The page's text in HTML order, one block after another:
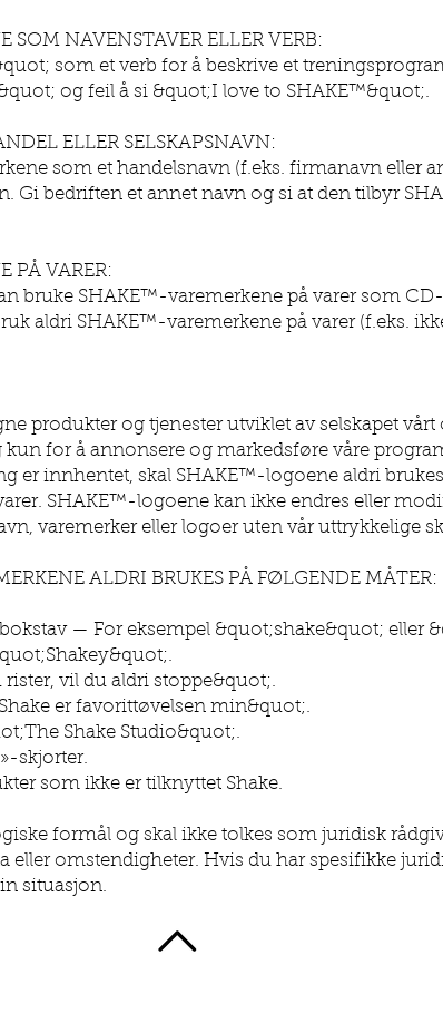
SOM NAVENSTAVER ELLER VERB:
som et verb for å beskrive et
og feil å si &quot;I love to SHAKE™&quot;.
ELLER SELSKAPSNAVN:
som et handelsnavn (f.eks. firmanavn eller
Gi bedriften et annet navn og si at den tilbyr
PÅ VARER:
bruke SHAKE™-varemerkene på varer som
aldri SHAKE™-varemerkene på varer (f.eks.
produkter og tjenester utviklet av selskapet vårt
for å annonsere og markedsføre våre
er innhentet, skal SHAKE™-logoene aldri
SHAKE™-logoene kan ikke endres eller
varemerker eller logoer uten vår uttrykkelige
ALDRI BRUKES PÅ FØLGENDE MÅTER:
— For eksempel &quot;shake&quot; eller
vil du aldri stoppe&quot;.
er favorittøvelsen min&quot;.
Shake Studio&quot;.
skjorter.
som ikke er tilknyttet Shake.
formål og skal ikke tolkes som juridisk
omstendigheter. Hvis du har spesifikke
situasjon.